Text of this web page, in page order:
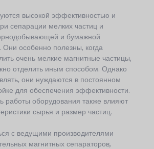
высокой эффективностью и
сепарации мелких частиц и
и бумажной
особенно полезны, когда
очень мелкие магнитные частицы,
отделить иным способом. Однако
они нуждаются в постоянном
для обеспечения эффективности.
работы оборудования также влияют
сырья и размер частиц.
с ведущими производителями
магнитных сепараторов,